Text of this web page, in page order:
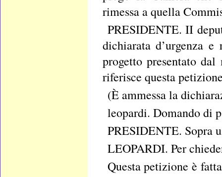
rimessa a quella
PRESIDENTE. II
dichiarata d’urgenza
progetto presentato
riferisce questa
(È ammessa la
leopardi. Domando di
PRESIDENTE. Sopra
LEOPARDI. Per
Questa petizione è